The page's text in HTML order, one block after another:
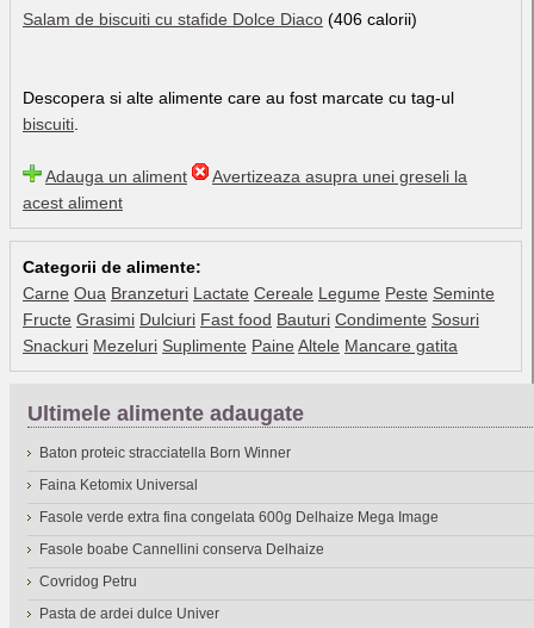
Salam de biscuiti cu stafide Dolce Diaco (406 calorii)
Descopera si alte alimente care au fost marcate cu tag-ul
biscuiti
Adauga un aliment
Avertizeaza asupra unei greseli la
acest aliment
Categorii de alimente:
Carne Oua Branzeturi Lactate Cereale Legume Peste Seminte
Fructe Grasimi Dulciuri Fast food Bauturi Condimente Sosuri
Snackuri Mezeluri Suplimente Paine Altele Mancare gatita
Ultimele alimente adaugate
Baton proteic stracciatella Born Winner
Faina Ketomix Universal
Fasole verde extra fina congelata 600g Delhaize Mega Image
Fasole boabe Cannellini conserva Delhaize
Covridog Petru
Pasta de ardei dulce Univer